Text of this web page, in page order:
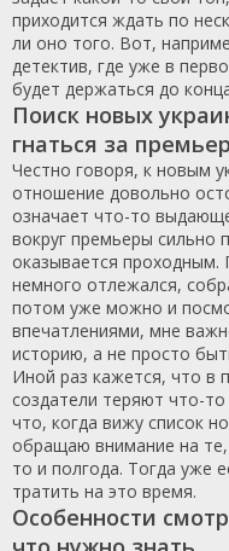
приходится ждать по
ли оно того. Вот,
детектив, где уже в
будет держаться до
Поиск новых
гнаться за
Честно говоря, к новым
отношение довольно
означает что-то
вокруг премьеры сильно
оказывается
немного отлежался,
потом уже можно и
впечатлениями, мне
историю, а не просто
Иной раз кажется, что в
создатели теряют что-
что, когда вижу список
обращаю внимание на
то и полгода. Тогда уже
тратить на это время.
Особенности